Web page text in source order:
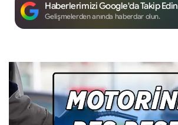
Haberlerimizi Google'da Takip Edin
Gelişmelerden anında haberdar olun.